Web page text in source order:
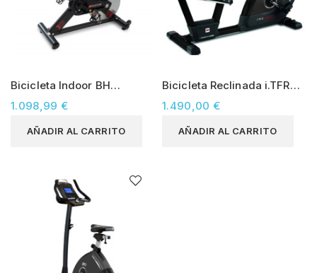
Bicicleta Indoor BH
STRATOS (semiprofesional)
1.098,99 €
AÑADIR AL CARRITO
Bicicleta Reclinada i.TFR
MED (semiprofesional)
1.490,00 €
AÑADIR AL CARRITO